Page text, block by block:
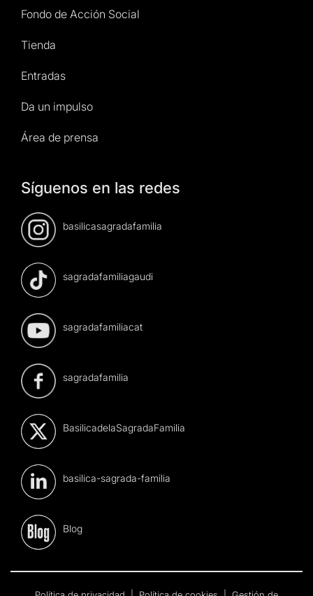
Fondo de Acción Social
Tienda
Entradas
Da un impulso
Área de prensa
Síguenos en las redes
basilicasagradafamilia
sagradafamiliagaudi
sagradafamiliacat
sagradafamilia
BasilicadelaSagradaFamilia
basilica-sagrada-familia
Blog